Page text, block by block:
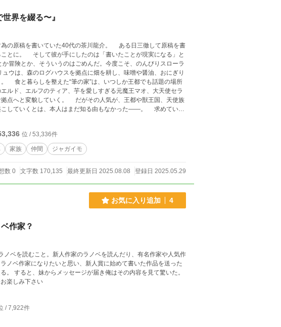
界を綴る〜』
の原稿を書いていた40代の茶川龍介。 ある日三徹して原稿を書
とに。 そして彼が手にしたのは「書いたことが現実になる」と
冒険とか、そういうのはごめんだ。今度こそ、のんびりスローラ
食と暮らしを整えた“筆の家”は、いつしか王都でも話題の場所
ルド、エルフのティア、芋を愛しすぎる元魔王マオ、大天使セラ
その人気が、王都や獣王国、天使族
いくとは、本人はまだ知る由もなかった――。 求めていた
仲間たちと、どんどん規模が膨らむ商売と騒動。 チート能力を
く男の、のんびり（予定）異世界ライフである！
位 / 53,336件
家族 仲間 ジャガイモ
数 0 文字数 170,135 最終更新日 2025.08.08 登録日 2025.05.29
お気に入り追加 4
作家？
ノベ作家になりたいと思い、新人賞に始めて書いた作品を送った
楽しみ下さい
/ 7,922件